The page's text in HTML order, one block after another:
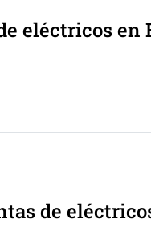
eléctricos en
de